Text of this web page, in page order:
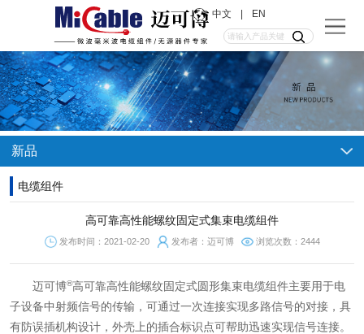
中文 | EN
新品
电缆组件
高可靠高性能螺纹固定式集束电缆组件
发布时间：2021-02-20 发布者：迈可博 浏览次数：2444
迈可博®高可靠高性能螺纹固定式圆形集束电缆组件主要用于电
子设备中射频信号的传输，可通过一次连接实现多路信号的对接，具
有防误插机构设计，外壳上的插合标识点可帮助迅速实现信号连接。